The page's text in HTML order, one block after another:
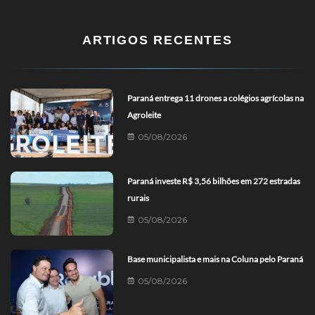
ARTIGOS RECENTES
Paraná entrega 11 drones a colégios agrícolas na
Agroleite
05/08/2026
Paraná investe R$ 3,56 bilhões em 272 estradas
rurais
05/08/2026
Base municipalista e mais na Coluna pelo Paraná
05/08/2026